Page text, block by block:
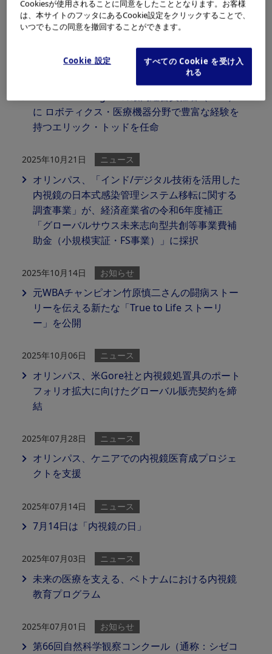
オリンパス、メドテックにおけるリーダーシッ
プ強化に向けベンチャーキャピタルへの出資を
に ロボティクス・医療機器分野で豊富な経験を
持つエリック・トッドを任命
2025年10月21日 ニュース
オリンパス、「インド/デジタル技術を活用した
内視鏡の日本式感染管理システム移転に関する
調査事業」が、経済産業省の令和6年度補正
「グローバルサウス未来志向型共創等事業費補
助金（小規模実証・FS事業）」に採択
2025年10月14日 お知らせ
元WBAチャンピオン竹原慎二さんの闘病ストー
リーを伝える新たな「True to Life ストーリ
ー」を公開
2025年10月06日 ニュース
オリンパス、米Gore社と内視鏡処置具のポート
フォリオ拡大に向けたグローバル販売契約を締
結
2025年07月28日 ニュース
オリンパス、ケニアでの内視鏡医育成プロジェ
クトを支援
2025年07月14日 ニュース
7月14日は「内視鏡の日」
2025年07月03日 ニュース
未来の医療を支える、ベトナムにおける内視鏡
教育プログラム
2025年07月01日 お知らせ
第66回自然科学観察コンクール（通称：シゼコ
Cookiesが使用されることに同意をしたこととなります。お客様
は、本サイトのフッタにあるCookie設定をクリックすることで、
いつでもこの同意を撤回することができます。
Cookie 設定
すべての Cookie を受け入
れる